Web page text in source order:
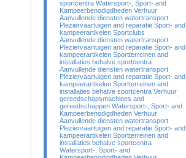
sportcentra Watersport-, Sport- and
Kampeerbenodigdheden Verhuur
Aanvullende diensten watertransport
Pleziervaartuigen and reparatie Sport- and
kampeerartikelen Sportclubs
Aanvullende diensten watertransport
Pleziervaartuigen and reparatie Sport- and
kampeerartikelen Sportterreinen and
installaties behalve sportcentra
Aanvullende diensten watertransport
Pleziervaartuigen and reparatie Sport- and
kampeerartikelen Sportterreinen and
installaties behalve sportcentra Verhuur
gereedschapsmachines and
gereedschappen Watersport-, Sport- and
Kampeerbenodigdheden Verhuur
Aanvullende diensten watertransport
Pleziervaartuigen and reparatie Sport- and
kampeerartikelen Sportterreinen and
installaties behalve sportcentra
Watersport-, Sport- and